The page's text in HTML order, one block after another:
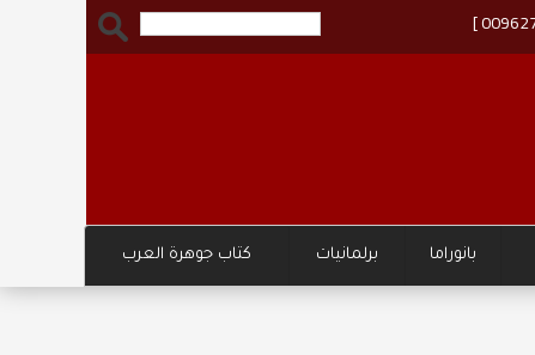
بانوراما برلمانيات كتاب جوهرة العرب